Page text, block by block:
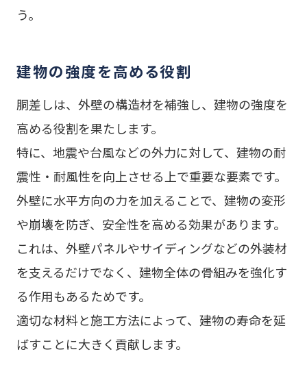
う。
建物の強度を高める役割
胴差しは、外壁の構造材を補強し、建物の強度を
高める役割を果たします。
特に、地震や台風などの外力に対して、建物の耐
震性・耐風性を向上させる上で重要な要素です。
外壁に水平方向の力を加えることで、建物の変形
や崩壊を防ぎ、安全性を高める効果があります。
これは、外壁パネルやサイディングなどの外装材
を支えるだけでなく、建物全体の骨組みを強化す
る作用もあるためです。
適切な材料と施工方法によって、建物の寿命を延
ばすことに大きく貢献します。